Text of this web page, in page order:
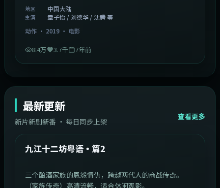
地区 中国大陆
主演
章子怡 / 刘德华 / 沈腾 等
动作· 2019· 电影
8.4万 3.7千 7年前
最新更新
新片新剧新番 · 每日同步上架
查看更多
最新
中国大陆 1:20:26
九江十二坊粤语·篇2
三个酿酒家族的恩怨情仇，跨越两代人的商战传奇。
（家族传奇）高清流畅，适合休闲观影。